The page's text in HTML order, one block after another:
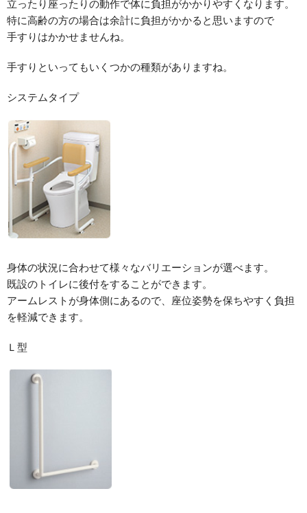
立ったり座ったりの動作で体に負担がかかりやすくなります。
特に高齢の方の場合は余計に負担がかかると思いますので
手すりはかかせませんね。
手すりといってもいくつかの種類がありますね。
システムタイプ
身体の状況に合わせて様々なバリエーションが選べます。
既設のトイレに後付をすることができます。
アームレストが身体側にあるので、座位姿勢を保ちやすく負担
を軽減できます。
Ｌ型